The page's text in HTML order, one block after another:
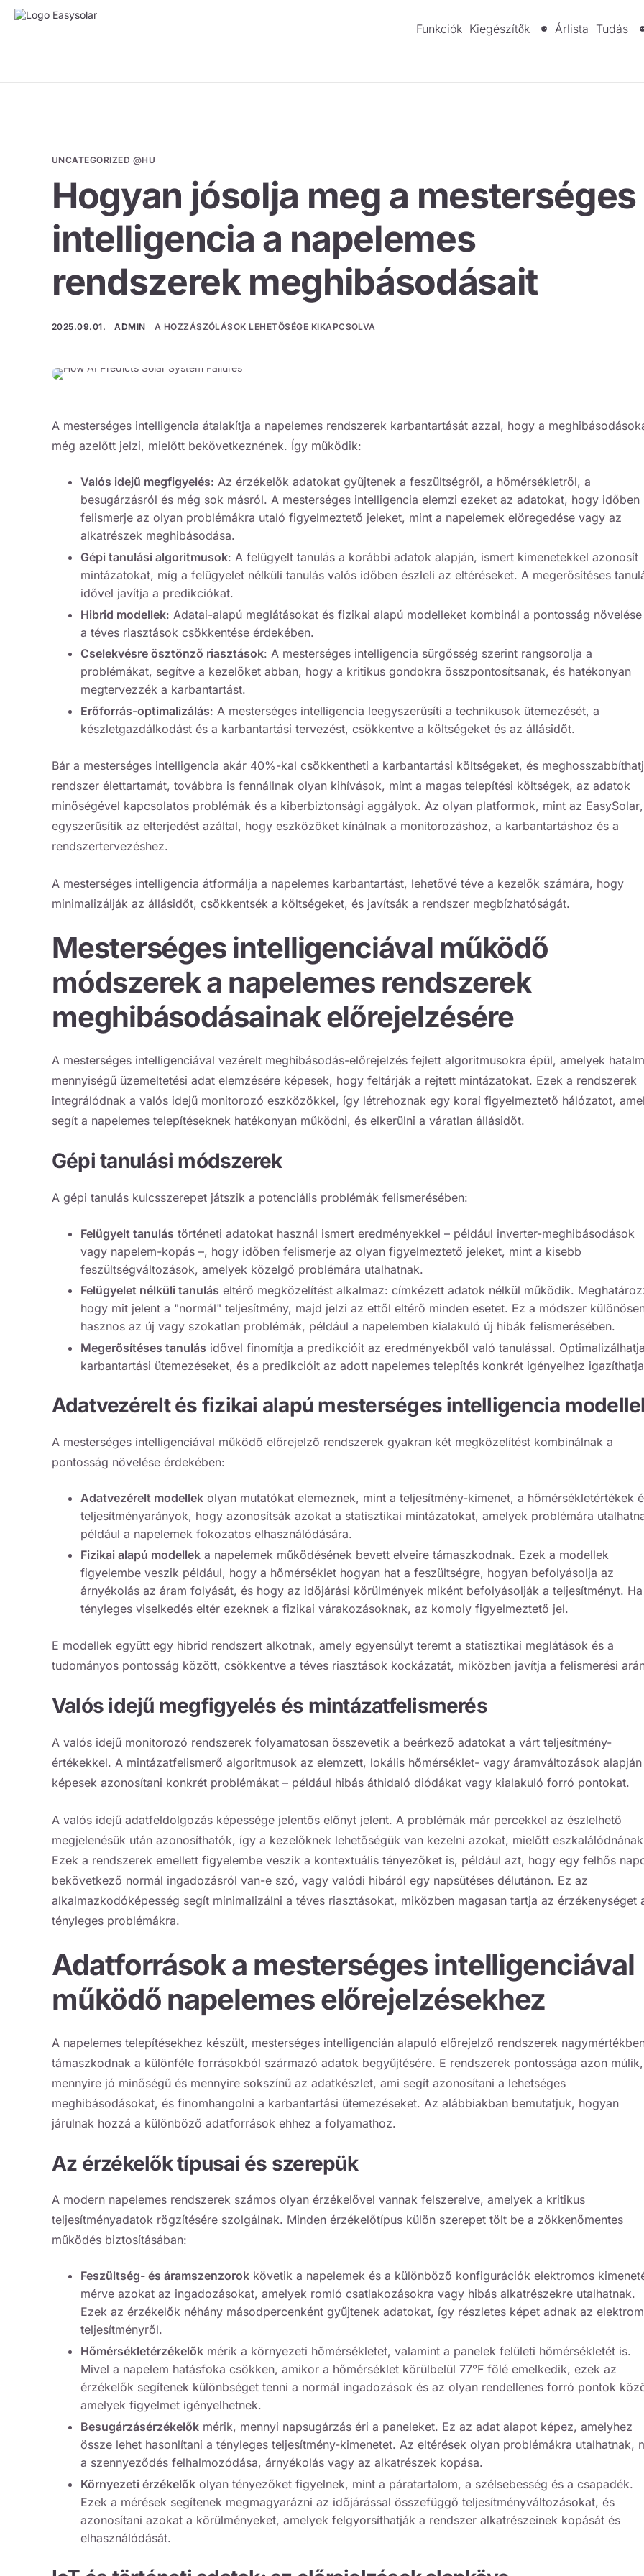
Funkciók Kiegészítők Árlista Tudás
UNCATEGORIZED @HU
Hogyan jósolja meg a mesterséges
intelligencia a napelemes
rendszerek meghibásodásait
2025.09.01. ADMIN A HOZZÁSZÓLÁSOK LEHETŐSÉGE KIKAPCSOLVA
A mesterséges intelligencia átalakítja a napelemes rendszerek karbantartását azzal, hogy a
még azelőtt jelzi, mielőtt bekövetkeznének. Így működik:
Valós idejű megfigyelés: Az érzékelők adatokat gyűjtenek a feszültségről, a hőmérsékletről, a
besugárzásról és még sok másról. A mesterséges intelligencia elemzi ezeket az adatokat, hogy időben
felismerje az olyan problémákra utaló figyelmeztető jeleket, mint a napelemek elöregedése vagy az
alkatrészek meghibásodása.
Gépi tanulási algoritmusok: A felügyelt tanulás a korábbi adatok alapján, ismert kimenetekkel azonosít
mintázatokat, míg a felügyelet nélküli tanulás valós időben észleli az eltéréseket. A megerősítéses
idővel javítja a predikciókat.
Hibrid modellek: Adatai-alapú meglátásokat és fizikai alapú modelleket kombinál a pontosság növelése
a téves riasztások csökkentése érdekében.
Cselekvésre ösztönző riasztások: A mesterséges intelligencia sürgősség szerint rangsorolja a
problémákat, segítve a kezelőket abban, hogy a kritikus gondokra összpontosítsanak, és hatékonyan
megtervezzék a karbantartást.
Erőforrás-optimalizálás: A mesterséges intelligencia leegyszerűsíti a technikusok ütemezését, a
készletgazdálkodást és a karbantartási tervezést, csökkentve a költségeket és az állásidőt.
Bár a mesterséges intelligencia akár 40%-kal csökkentheti a karbantartási költségeket, és
rendszer élettartamát, továbbra is fennállnak olyan kihívások, mint a magas telepítési költségek, az adatok
minőségével kapcsolatos problémák és a kiberbiztonsági aggályok. Az olyan platformok, mint az EasySolar,
egyszerűsítik az elterjedést azáltal, hogy eszközöket kínálnak a monitorozáshoz, a karbantartáshoz és a
rendszertervezéshez.
A mesterséges intelligencia átformálja a napelemes karbantartást, lehetővé téve a kezelők számára, hogy
minimalizálják az állásidőt, csökkentsék a költségeket, és javítsák a rendszer megbízhatóságát.
Mesterséges intelligenciával működő
módszerek a napelemes rendszerek
meghibásodásainak előrejelzésére
A mesterséges intelligenciával vezérelt meghibásodás-előrejelzés fejlett algoritmusokra épül, amelyek
mennyiségű üzemeltetési adat elemzésére képesek, hogy feltárják a rejtett mintázatokat. Ezek a rendszerek
integrálódnak a valós idejű monitorozó eszközökkel, így létrehoznak egy korai figyelmeztető hálózatot,
segít a napelemes telepítéseknek hatékonyan működni, és elkerülni a váratlan állásidőt.
Gépi tanulási módszerek
A gépi tanulás kulcsszerepet játszik a potenciális problémák felismerésében:
Felügyelt tanulás történeti adatokat használ ismert eredményekkel – például inverter-meghibásodások
vagy napelem-kopás –, hogy időben felismerje az olyan figyelmeztető jeleket, mint a kisebb
feszültségváltozások, amelyek közelgő problémára utalhatnak.
Felügyelet nélküli tanulás eltérő megközelítést alkalmaz: címkézett adatok nélkül működik.
hogy mit jelent a "normál" teljesítmény, majd jelzi az ettől eltérő minden esetet. Ez a módszer
hasznos az új vagy szokatlan problémák, például a napelemben kialakuló új hibák felismerésében.
Megerősítéses tanulás idővel finomítja a predikcióit az eredményekből való tanulással.
karbantartási ütemezéseket, és a predikcióit az adott napelemes telepítés konkrét igényeihez
Adatvezérelt és fizikai alapú mesterséges intelligencia
A mesterséges intelligenciával működő előrejelző rendszerek gyakran két megközelítést kombinálnak a
pontosság növelése érdekében:
Adatvezérelt modellek olyan mutatókat elemeznek, mint a teljesítmény-kimenet, a hőmérsékletértékek
teljesítményarányok, hogy azonosítsák azokat a statisztikai mintázatokat, amelyek problémára
például a napelemek fokozatos elhasználódására.
Fizikai alapú modellek a napelemek működésének bevett elveire támaszkodnak. Ezek a modellek
figyelembe veszik például, hogy a hőmérséklet hogyan hat a feszültségre, hogyan befolyásolja az
árnyékolás az áram folyását, és hogy az időjárási körülmények miként befolyásolják a teljesítményt.
tényleges viselkedés eltér ezeknek a fizikai várakozásoknak, az komoly figyelmeztető jel.
E modellek együtt egy hibrid rendszert alkotnak, amely egyensúlyt teremt a statisztikai meglátások és a
tudományos pontosság között, csökkentve a téves riasztások kockázatát, miközben javítja a felismerési
Valós idejű megfigyelés és mintázatfelismerés
A valós idejű monitorozó rendszerek folyamatosan összevetik a beérkező adatokat a várt teljesítmény-
értékekkel. A mintázatfelismerő algoritmusok az elemzett, lokális hőmérséklet- vagy áramváltozások alapján
képesek azonosítani konkrét problémákat – például hibás áthidaló diódákat vagy kialakuló forró pontokat.
A valós idejű adatfeldolgozás képessége jelentős előnyt jelent. A problémák már percekkel az észlelhető
megjelenésük után azonosíthatók, így a kezelőknek lehetőségük van kezelni azokat, mielőtt
Ezek a rendszerek emellett figyelembe veszik a kontextuális tényezőket is, például azt, hogy egy felhős
bekövetkező normál ingadozásról van-e szó, vagy valódi hibáról egy napsütéses délutánon. Ez az
alkalmazkodóképesség segít minimalizálni a téves riasztásokat, miközben magasan tartja az érzékenységet
tényleges problémákra.
Adatforrások a mesterséges intelligenciával
működő napelemes előrejelzésekhez
A napelemes telepítésekhez készült, mesterséges intelligencián alapuló előrejelző rendszerek
támaszkodnak a különféle forrásokból származó adatok begyűjtésére. E rendszerek pontossága azon múlik,
mennyire jó minőségű és mennyire sokszínű az adatkészlet, ami segít azonosítani a lehetséges
meghibásodásokat, és finomhangolni a karbantartási ütemezéseket. Az alábbiakban bemutatjuk, hogyan
járulnak hozzá a különböző adatforrások ehhez a folyamathoz.
Az érzékelők típusai és szerepük
A modern napelemes rendszerek számos olyan érzékelővel vannak felszerelve, amelyek a kritikus
teljesítményadatok rögzítésére szolgálnak. Minden érzékelőtípus külön szerepet tölt be a zökkenőmentes
működés biztosításában:
Feszültség- és áramszenzorok követik a napelemek és a különböző konfigurációk elektromos
mérve azokat az ingadozásokat, amelyek romló csatlakozásokra vagy hibás alkatrészekre utalhatnak.
Ezek az érzékelők néhány másodpercenként gyűjtenek adatokat, így részletes képet adnak az
teljesítményről.
Hőmérsékletérzékelők mérik a környezeti hőmérsékletet, valamint a panelek felületi hőmérsékletét is.
Mivel a napelem hatásfoka csökken, amikor a hőmérséklet körülbelül 77°F fölé emelkedik, ezek az
érzékelők segítenek különbséget tenni a normál ingadozások és az olyan rendellenes forró pontok
amelyek figyelmet igényelhetnek.
Besugárzásérzékelők mérik, mennyi napsugárzás éri a paneleket. Ez az adat alapot képez, amelyhez
össze lehet hasonlítani a tényleges teljesítmény-kimenetet. Az eltérések olyan problémákra utalhatnak,
a szennyeződés felhalmozódása, árnyékolás vagy az alkatrészek kopása.
Környezeti érzékelők olyan tényezőket figyelnek, mint a páratartalom, a szélsebesség és a csapadék.
Ezek a mérések segítenek megmagyarázni az időjárással összefüggő teljesítményváltozásokat, és
azonosítani azokat a körülményeket, amelyek felgyorsíthatják a rendszer alkatrészeinek kopását és
elhasználódását.